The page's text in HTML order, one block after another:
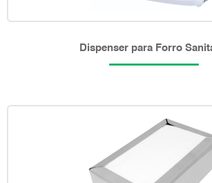
Dispenser para Forro